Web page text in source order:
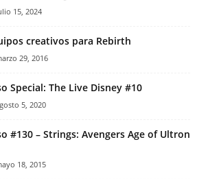
15, 2024
creativos para Rebirth
29, 2016
Special: The Live Disney #10
5, 2020
#130 – Strings: Avengers Age of Ultron
18, 2015